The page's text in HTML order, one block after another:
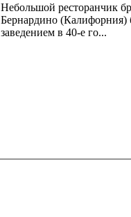
Небольшой ресторанчик
Бернардино
заведением в 40-е го...